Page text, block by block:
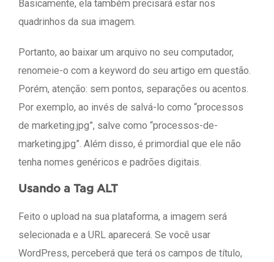
Basicamente, ela também precisará estar nos
quadrinhos da sua imagem.
Portanto, ao baixar um arquivo no seu computador,
renomeie-o com a keyword do seu artigo em questão.
Porém, atenção: sem pontos, separações ou acentos.
Por exemplo, ao invés de salvá-lo como “processos
de marketing.jpg”, salve como “processos-de-
marketing.jpg”. Além disso, é primordial que ele não
tenha nomes genéricos e padrões digitais.
Usando a Tag ALT
Feito o upload na sua plataforma, a imagem será
selecionada e a URL aparecerá. Se você usar
WordPress, perceberá que terá os campos de título,